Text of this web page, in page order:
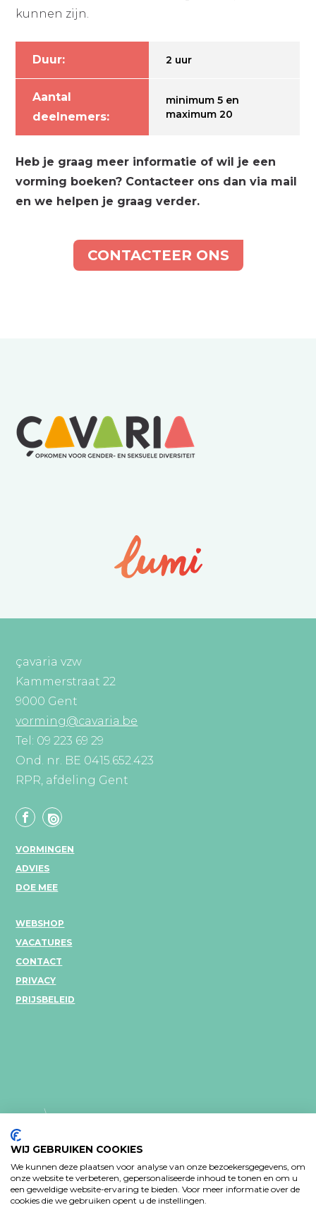
kunnen zijn.
Duur: 2 uur
Aantal
deelnemers:
minimum 5 en
maximum 20
Heb je graag meer informatie of wil je een
vorming boeken? Contacteer ons dan via mail
en we helpen je graag verder.
CONTACTEER ONS
çavaria vzw
Kammerstraat 22
9000 Gent
vorming@cavaria.be
Tel: 09 223 69 29
Ond. nr. BE 0415.652.423
RPR, afdeling Gent
VORMINGEN
ADVIES
DOE MEE
WEBSHOP
VACATURES
CONTACT
PRIVACY
PRIJSBELEID
PRIVACY VERKLARING
WIJ GEBRUIKEN COOKIES
We kunnen deze plaatsen voor analyse van onze bezoekersgegevens, om
onze website te verbeteren, gepersonaliseerde inhoud te tonen en om u
een geweldige website-ervaring te bieden. Voor meer informatie over de
cookies die we gebruiken opent u de instellingen.